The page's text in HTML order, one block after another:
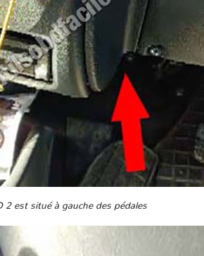
2 est situé à gauche des pédales